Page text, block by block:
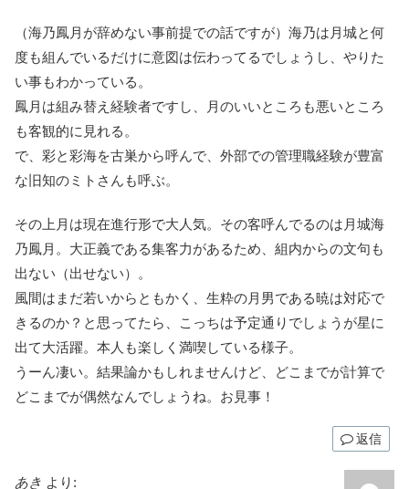
（海乃鳳月が辞めない事前提での話ですが）海乃は月城と何
度も組んでいるだけに意図は伝わってるでしょうし、やりた
い事もわかっている。
鳳月は組み替え経験者ですし、月のいいところも悪いところ
も客観的に見れる。
で、彩と彩海を古巣から呼んで、外部での管理職経験が豊富
な旧知のミトさんも呼ぶ。
その上月は現在進行形で大人気。その客呼んでるのは月城海
乃鳳月。大正義である集客力があるため、組内からの文句も
出ない（出せない）。
風間はまだ若いからともかく、生粋の月男である暁は対応で
きるのか？と思ってたら、こっちは予定通りでしょうが星に
出て大活躍。本人も楽しく満喫している様子。
うーん凄い。結果論かもしれませんけど、どこまでが計算で
どこまでが偶然なんでしょうね。お見事！
返信
あき より: